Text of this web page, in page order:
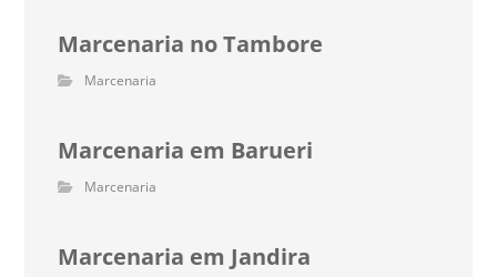
Marcenaria no Tambore
Marcenaria
Marcenaria em Barueri
Marcenaria
Marcenaria em Jandira